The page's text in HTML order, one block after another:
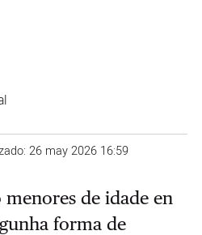
26 may 2026 16:59
de idade en
forma de